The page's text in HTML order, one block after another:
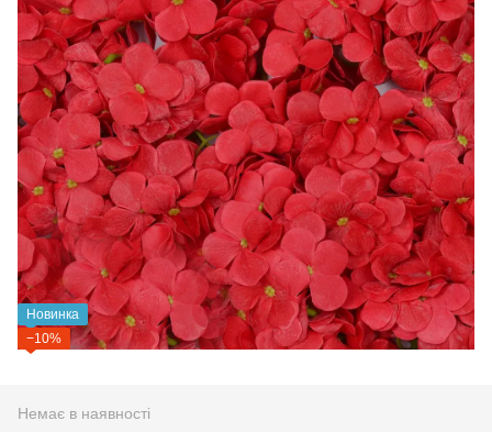
Новинка
−10%
Немає в наявності